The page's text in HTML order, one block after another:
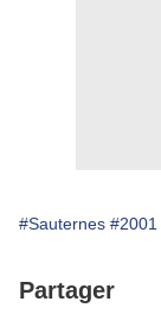
#Sauternes #2001
Partager